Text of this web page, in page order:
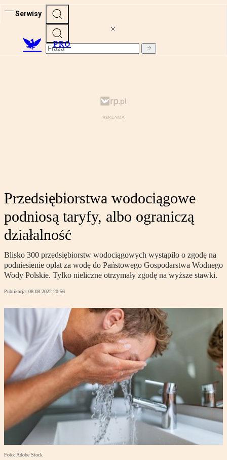
Serwisy
PRO
Przedsiębiorstwa wodociągowe
podniosą taryfy, albo ograniczą
działalność
Blisko 300 przedsiębiorstw wodociągowych wystąpiło o zgodę na
podniesienie opłat za wodę do Państowego Gospodarstwa Wodnego
Wody Polskie. Tylko nieliczne otrzymały zgodę na wyższe stawki.
Publikacja: 08.08.2022 20:56
Foto: Adobe Stock